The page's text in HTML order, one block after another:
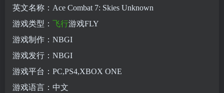
英文名称：Ace Combat 7: Skies Unknown
游戏类型： 飞行游戏FLY
游戏制作：NBGI
游戏发行：NBGI
游戏平台：PC,PS4,XBOX ONE
游戏语言：中文